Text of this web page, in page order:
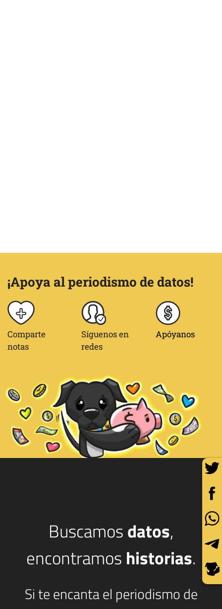
¡Apoya al periodismo de datos!
Comparte
notas
Síguenos en
redes
Apóyanos
Buscamosdatos,
encontramos historias.
Si te encanta el periodismo de